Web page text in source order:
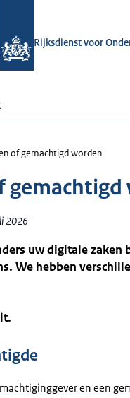
Rijksdienst voor
of gemachtigd worden
gemachtigd
2026
uw digitale zaken
We hebben
en een